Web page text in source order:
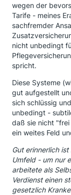
wegen der
Tarife - meines
sachfremder
nicht unbedingt
spricht.
Diese Systeme
gut aufgestellt
sich schlüssig
unbedingt -
daß sie nicht
ein weites Feld
Gut erinnerlich
Umfeld - um nur
arbeitete als
Verdienst einen
gesetzlich